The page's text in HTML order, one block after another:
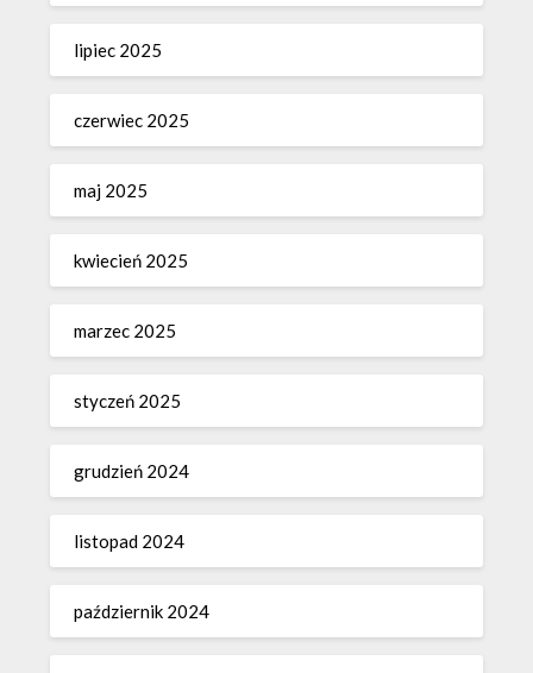
lipiec 2025
czerwiec 2025
maj 2025
kwiecień 2025
marzec 2025
styczeń 2025
grudzień 2024
listopad 2024
październik 2024